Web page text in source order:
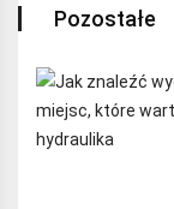
Pozostałe